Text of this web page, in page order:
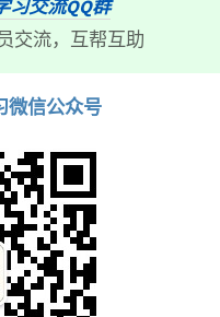
习交流QQ群
交流，互帮互助
微信公众号